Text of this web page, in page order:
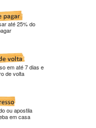
até 25% do
em até 7 dias e
de volta
ou apostila
em casa